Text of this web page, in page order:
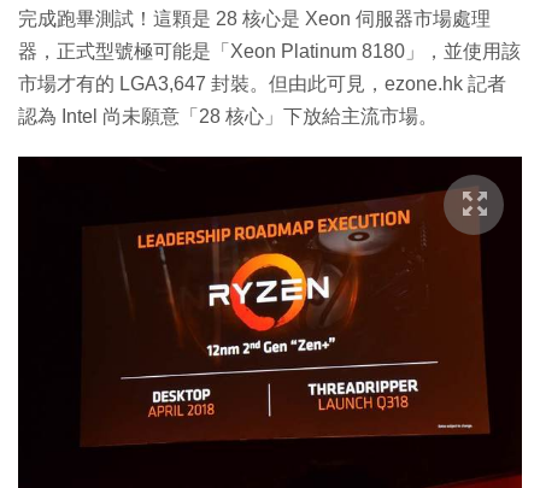
完成跑畢測試！這顆是 28 核心是 Xeon 伺服器市場處理
器，正式型號極可能是「Xeon Platinum 8180」，並使用該
市場才有的 LGA3,647 封裝。但由此可見，ezone.hk 記者
認為 Intel 尚未願意「28 核心」下放給主流市場。